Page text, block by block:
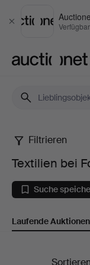
Schließen
Textilien
bei
Formstad
Auktioner
Filtrieren
Textilien bei
Suche
Laufende Auktionen
LaufendeSortieren